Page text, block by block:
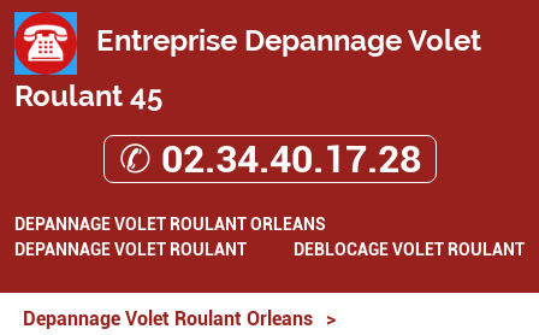
Entreprise Depannage Volet
Roulant 45
✆ 02.34.40.17.28
DEPANNAGE VOLET ROULANT ORLEANS
DEPANNAGE VOLET ROULANT
DEBLOCAGE VOLET ROULANT
Depannage Volet Roulant Orleans
>